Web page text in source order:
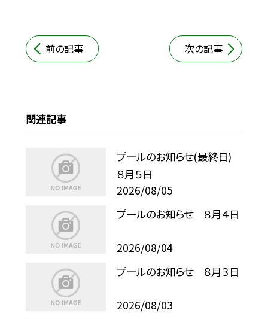
前の記事 次の記事
関連記事
プールのお知らせ(最終日)
８月５日
2026/08/05
プールのお知らせ ８月４日
2026/08/04
プールのお知らせ ８月３日
2026/08/03